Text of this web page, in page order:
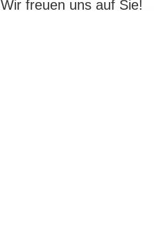
Wir freuen uns auf Sie!